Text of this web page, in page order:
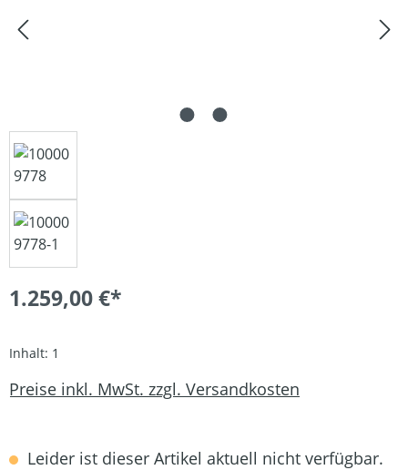
1.259,00 €*
Inhalt: 1
Preise inkl. MwSt. zzgl. Versandkosten
Leider ist dieser Artikel aktuell nicht verfügbar.